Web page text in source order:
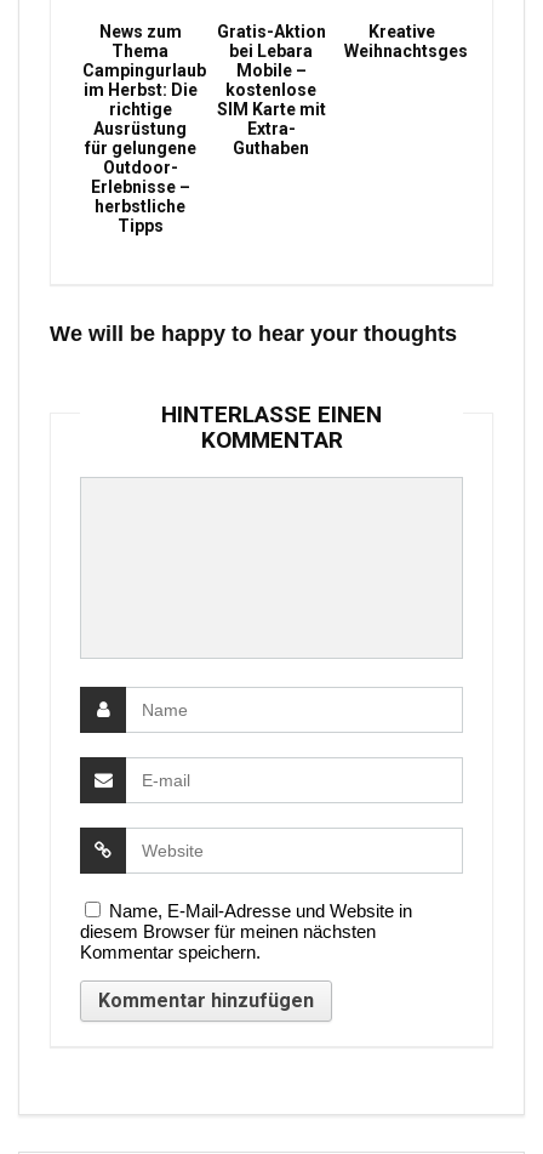
News zum
Thema
Campingurlaub
im Herbst: Die
richtige
Ausrüstung
für gelungene
Outdoor-
Erlebnisse –
herbstliche
Tipps
Gratis-Aktion
bei Lebara
Mobile –
kostenlose
SIM Karte mit
Extra-
Guthaben
Kreative
Weihnachtsgeschenke
We will be happy to hear your thoughts
HINTERLASSE EINEN
KOMMENTAR
Name, E-Mail-Adresse und Website in
diesem Browser für meinen nächsten
Kommentar speichern.